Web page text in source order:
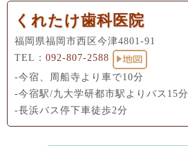
くれたけ歯科医院
福岡県福岡市西区今津4801-91
TEL： 092-807-2588
-今宿、周船寺より車で10分
-今宿駅/九大学研都市駅よりバス15分
-長浜バス停下車徒歩2分